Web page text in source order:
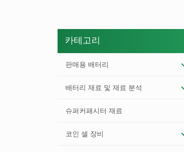
카테고리
판매용 배터리
배터리 재료 및 재료 분석
슈퍼커패시터 재료
코인 셀 장비